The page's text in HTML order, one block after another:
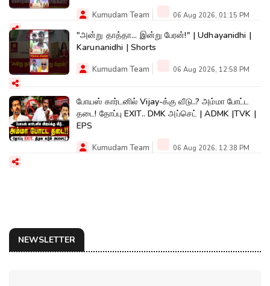
Kumudam Team 06 Aug 2026, 01:15 PM
"அன்று தாத்தா... இன்று பேரன்!" | Udhayanidhi |
Karunanidhi | Shorts
Kumudam Team 06 Aug 2026, 12:58 PM
போயஸ் கார்டனில் Vijay-க்கு வீடு..? அம்மா போட்ட
தடை! தோப்பு EXIT.. DMK அப்செட் | ADMK |TVK |
EPS
Kumudam Team 06 Aug 2026, 12:38 PM
NEWSLETTER